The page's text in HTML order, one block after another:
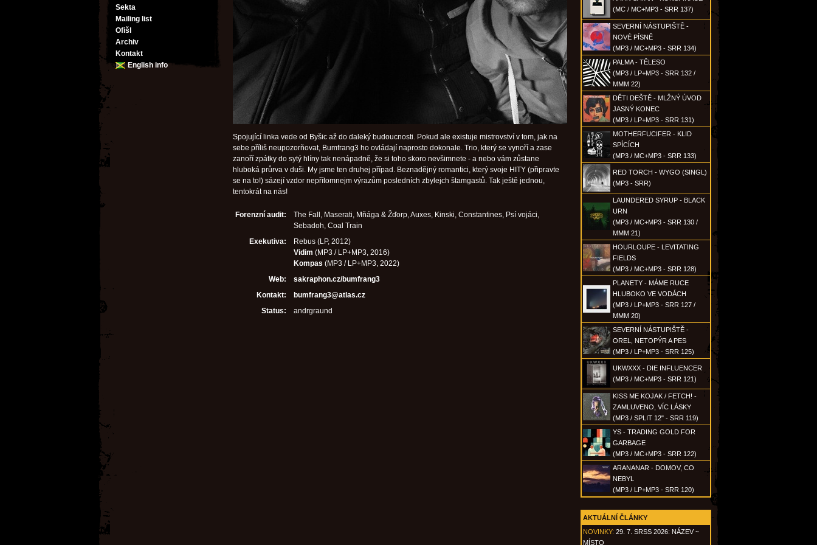
Sekta
Mailing list
Ofišl
Archiv
Kontakt
English info
(MC / MC+MP3 - SRR 137)
SEVERNÍ NÁSTUPIŠTĚ -
NOVÉ PÍSNĚ
(MP3 / MC+MP3 - SRR 134)
PALMA - TĚLESO
(MP3 / LP+MP3 - SRR 132 /
MMM 22)
DĚTI DEŠTĚ - MLŽNÝ ÚVOD
JASNÝ KONEC
(MP3 / LP+MP3 - SRR 131)
MOTHERFUCIFER - KLID
SPÍCÍCH
(MP3 / MC+MP3 - SRR 133)
RED TORCH - WYGO (SINGL)
(MP3 - SRR)
LAUNDERED SYRUP - BLACK
URN
(MP3 / MC+MP3 - SRR 130 /
MMM 21)
HOURLOUPE - LEVITATING
FIELDS
(MP3 / MC+MP3 - SRR 128)
PLANETY - MÁME RUCE
HLUBOKO VE VODÁCH
(MP3 / LP+MP3 - SRR 127 /
MMM 20)
SEVERNÍ NÁSTUPIŠTĚ -
OREL, NETOPÝR A PES
(MP3 / LP+MP3 - SRR 125)
UKWXXX - DIE INFLUENCER
(MP3 / MC+MP3 - SRR 121)
KISS ME KOJAK / FETCH! -
ZAMLUVENO, VÍC LÁSKY
(MP3 / SPLIT 12" - SRR 119)
YS - TRADING GOLD FOR
GARBAGE
(MP3 / MC+MP3 - SRR 122)
ARANANAR - DOMOV, CO
NEBYL
(MP3 / LP+MP3 - SRR 120)
AKTUÁLNÍ ČLÁNKY
NOVINKY: 29. 7. SRSS 2026: NÁZEV ~
MÍSTO
Spojující linka vede od Byšic až do daleký budoucnosti. Pokud ale existuje mistrovství v tom, jak na
sebe příliš neupozorňovat, Bumfrang3 ho ovládají naprosto dokonale. Trio, který se vynoří a zase
zanoří zpátky do sytý hlíny tak nenápadně, že si toho skoro nevšimnete - a nebo vám zůstane
hluboká průrva v duši. My jsme ten druhej případ. Beznadějný romantici, který svoje HITY (připravte
se na to!) sázejí vzdor nepřítomnejm výrazům posledních zbylejch štamgastů. Tak ještě jednou,
tentokrát na nás!
Forenzní audit:
The Fall, Maserati, Mňága & Žďorp, Auxes, Kinski, Constantines, Psí vojáci,
Sebadoh, Coal Train
Exekutiva:
Rebus (LP, 2012)
Vidim (MP3 / LP+MP3, 2016)
Kompas (MP3 / LP+MP3, 2022)
Web:
sakraphon.cz/bumfrang3
Kontakt:
bumfrang3@atlas.cz
Status:
andrgraund